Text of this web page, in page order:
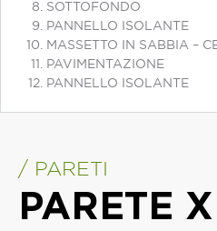
SOTTOFONDO
PANNELLO ISOLANTE
MASSETTO IN SABBIA –
PAVIMENTAZIONE
PANNELLO ISOLANTE
/ PARETI
PARETE X